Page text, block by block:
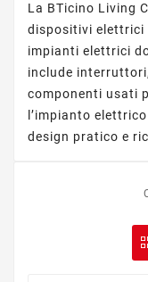
La BTicino Living
dispositivi elettrici
impianti elettrici
include
componenti usati
l’impianto
design pratico e